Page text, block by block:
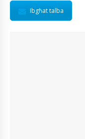
Ibgħat talba